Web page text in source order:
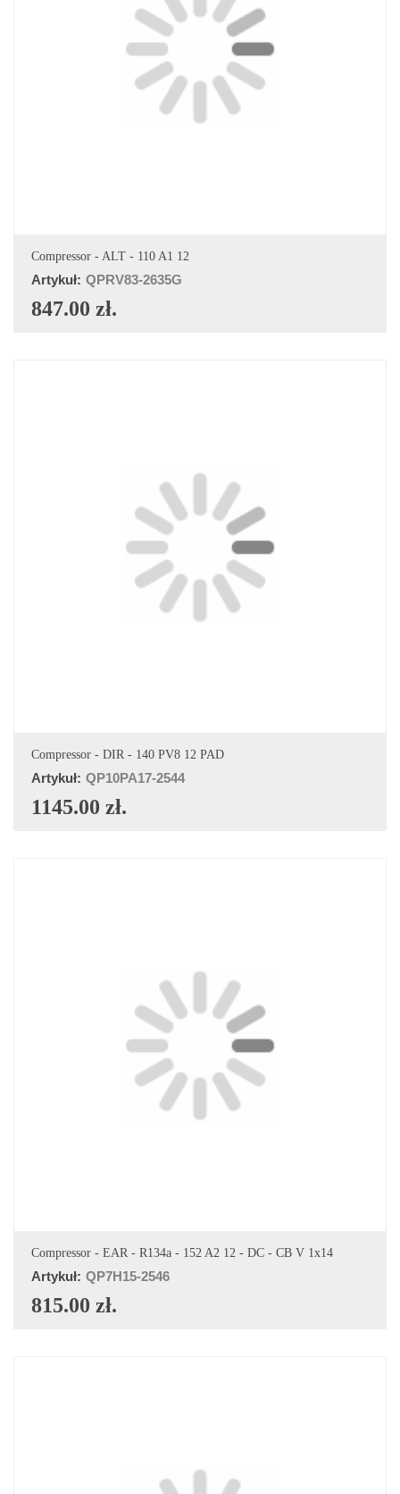
DODAJ DO KOSZYKA
Compressor - ALT - 110 A1 12
Artykuł: QPRV83-2635G
847.00 zł.
DODAJ DO KOSZYKA
Compressor - DIR - 140 PV8 12 PAD
Artykuł: QP10PA17-2544
1145.00 zł.
DODAJ DO KOSZYKA
Compressor - EAR - R134a - 152 A2 12 - DC - CB V 1x14
Artykuł: QP7H15-2546
815.00 zł.